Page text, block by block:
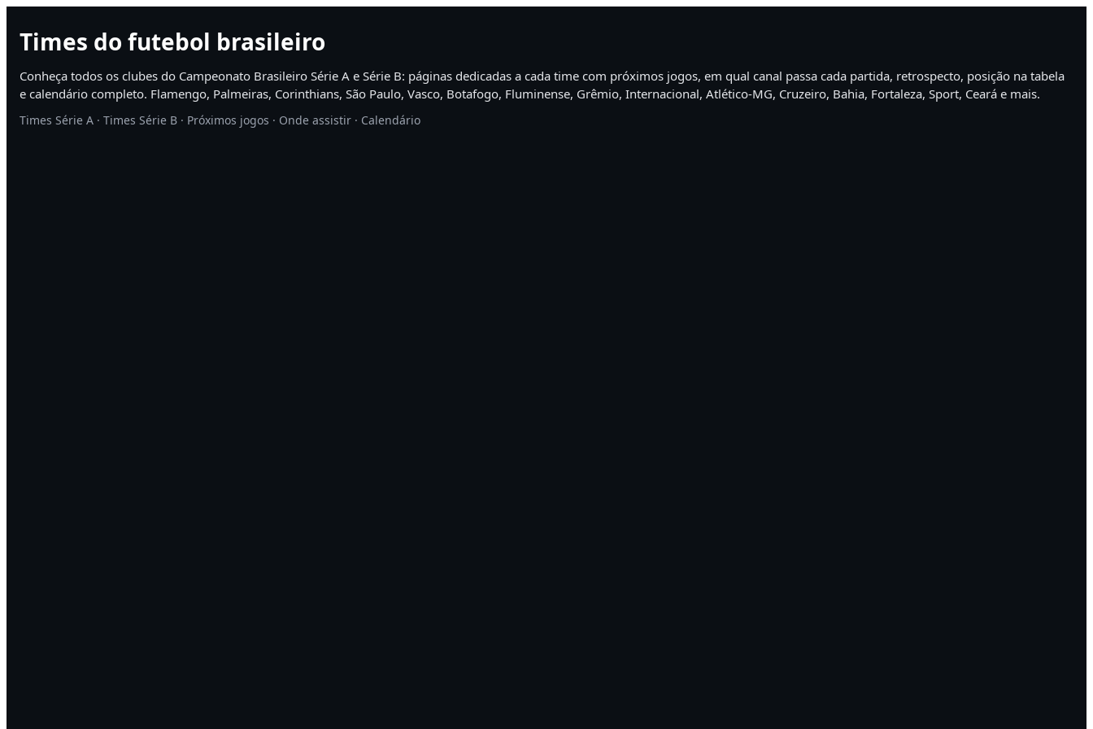
Times do futebol brasileiro
Conheça todos os clubes do Campeonato Brasileiro Série A e Série B: páginas dedicadas a cada time com próximos jogos, em qual canal passa cada partida, retrospecto, posição na tabela
e calendário completo. Flamengo, Palmeiras, Corinthians, São Paulo, Vasco, Botafogo, Fluminense, Grêmio, Internacional, Atlético-MG, Cruzeiro, Bahia, Fortaleza, Sport, Ceará e mais.
Times Série A · Times Série B · Próximos jogos · Onde assistir · Calendário